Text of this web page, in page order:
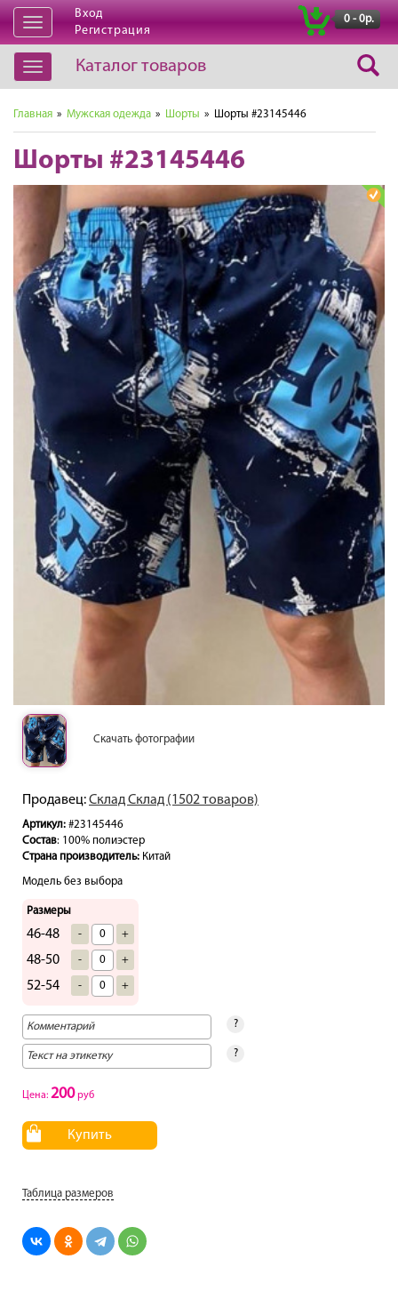
Открыть
навигацию
Вход
Регистрация
0 - 0р.
Открыть
навигацию
Каталог товаров
Главная » Мужская одежда » Шорты » Шорты #23145446
Шорты #23145446
Скачать фотографии
Продавец:Склад Склад (1502 товаров)
Артикул: #23145446
Состав: 100% полиэстер
Страна производитель: Китай
Модель без выбора
Размеры
46-48 - +
48-50 - +
52-54 - +
?
?
Цена: 200руб
Купить
Таблица размеров